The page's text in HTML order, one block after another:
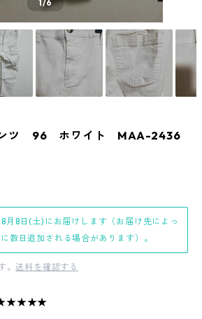
1/6
ンツ 96 ホワイト MAA-2436
月8日(土)にお届けします（お届け先によっ
数日追加される場合があります）。
。送料を確認する
★★★★★